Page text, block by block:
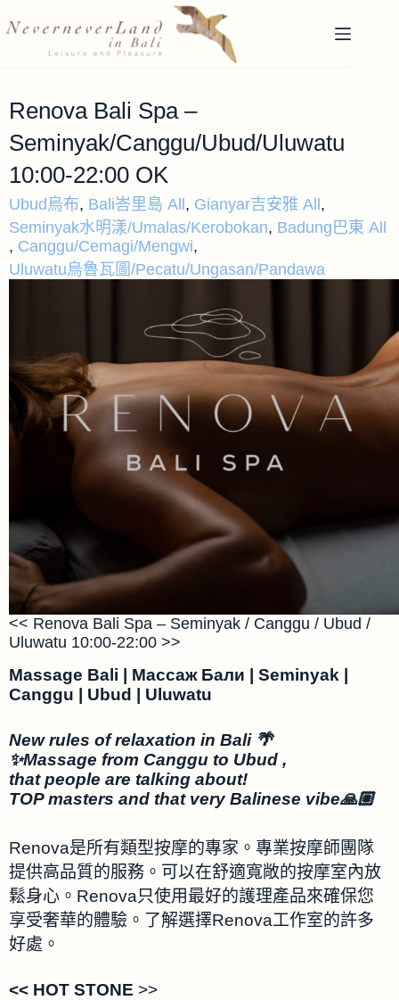
Renova Bali Spa –
Seminyak/Canggu/Ubud/Uluwatu
10:00-22:00 OK
Ubud烏布, Bali峇里島 All , Gianyar吉安雅 All ,
Seminyak水明漾/Umalas/Kerobokan, Badung巴東 All
, Canggu/Cemagi/Mengwi,
Uluwatu烏魯瓦圖/Pecatu/Ungasan/Pandawa
<< Renova Bali Spa – Seminyak / Canggu / Ubud /
Uluwatu 10:00-22:00 >>
Massage Bali | Массаж Бали | Seminyak |
Canggu | Ubud | Uluwatu
New rules of relaxation in Bali 🌴
✨Massage from Canggu to Ubud ,
that people are talking about!
TOP masters and that very Balinese vibe🙏🏼
Renova是所有類型按摩的專家。專業按摩師團隊
提供高品質的服務。可以在舒適寬敞的按摩室內放
鬆身心。Renova只使用最好的護理產品來確保您
享受奢華的體驗。了解選擇Renova工作室的許多
好處。
<< HOT STONE >>